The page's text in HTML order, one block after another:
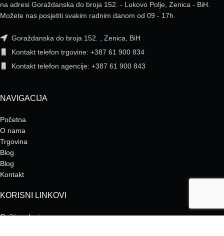
na adresi Goraždanska do broja 152. - Lukovo Polje, Zenica - BiH.
Možete nas posjetiti svakim radnim danom od 09 - 17h.
Goraždanska do broja 152. , Zenica, BiH
Kontakt telefon trgovine: +387 61 900 834
Kontakt telefon agencije: +387 61 900 843
NAVIGACIJA
Početna
O nama
Trgovina
Blog
Blog
Kontakt
KORISNI LINKOVI
Opšti podaci